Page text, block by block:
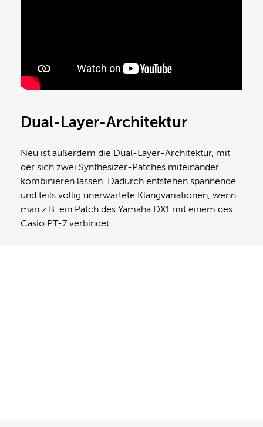
Dual-Layer-Architektur
Neu ist außerdem die Dual-Layer-Architektur, mit
der sich zwei Synthesizer-Patches miteinander
kombinieren lassen. Dadurch entstehen spannende
und teils völlig unerwartete Klangvariationen, wenn
man z.B. ein Patch des Yamaha DX1 mit einem des
Casio PT-7 verbindet.